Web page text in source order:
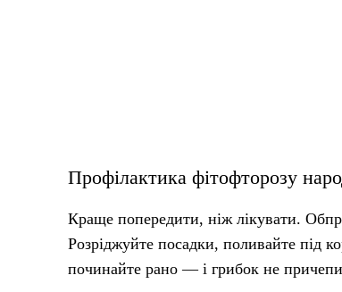
Профілактика фітофторозу
Краще попередити, ніж лікувати.
Розріджуйте посадки, поливайте під
починайте рано — і грибок не